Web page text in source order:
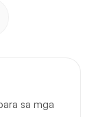
sa mga